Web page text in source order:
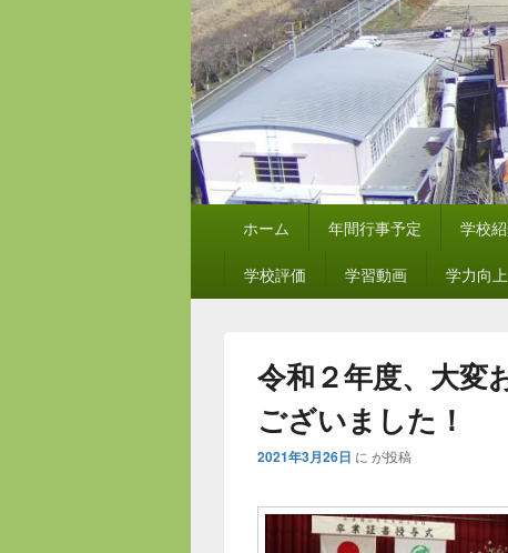
ホーム 年間行事予定 学校
学校評価 学習動画 学力向上
令和２年度、大変
ございました！
2021年3月26日 に が投稿